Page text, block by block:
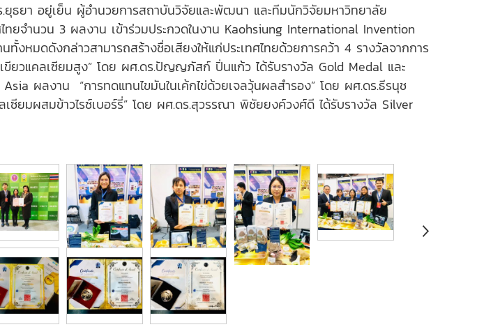
ธยา อยู่เย็น ผู้อำนวยการสถาบันวิจัยและพัฒนา และทีมนักวิจัยมหาวิทยาลัย
ยจำนวน 3 ผลงาน เข้าร่วมประกวดในงาน Kaohsiung International Invention
หมดดังกล่าวสามารถสร้างชื่อเสียงให้แก่ประเทศไทยด้วยการคว้า 4 รางวัลจากการ
ยวแคลเซียมสูง” โดย ผศ.ดร.ปัญญภัสก์ ปิ่นแก้ว ได้รับรางวัล Gold Medal และ
ผลงาน “การทดแทนไขมันในเค้กไข่ด้วยเจลวุ้นผลสำรอง” โดย ผศ.ดร.ธีรนุช
ยมผสมข้าวไรซ์เบอร์รี่” โดย ผศ.ดร.สุวรรณา พิชัยยงค์วงศ์ดี ได้รับรางวัล Silver